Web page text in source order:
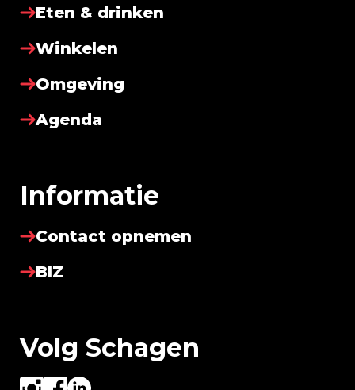
Eten & drinken
Winkelen
Omgeving
Agenda
Informatie
Contact opnemen
BIZ
Volg Schagen